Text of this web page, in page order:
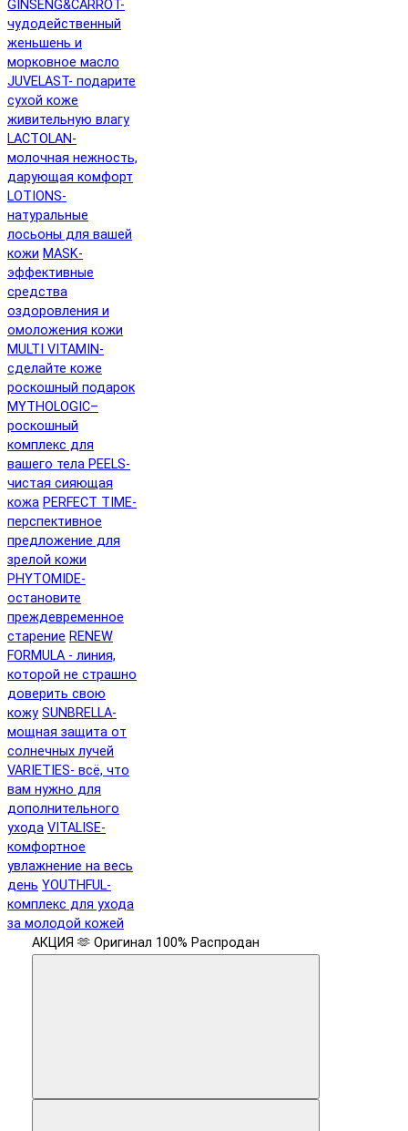
GINSENG&CARROT-
чудодейственный
женьшень и
морковное масло
JUVELAST- подарите
сухой коже
живительную влагу
LACTOLAN-
молочная нежность,
дарующая комфорт
LOTIONS-
натуральные
лосьоны для вашей
кожи MASK-
эффективные
средства
оздоровления и
омоложения кожи
MULTI VITAMIN-
сделайте коже
роскошный подарок
MYTHOLOGIC–
роскошный
комплекс для
вашего тела PEELS-
чистая сияющая
кожа PERFECT TIME-
перспективное
предложение для
зрелой кожи
PHYTOMIDE-
остановите
преждевременное
старение RENEW
FORMULA - линия,
которой не страшно
доверить свою
кожу SUNBRELLA-
мощная защита от
солнечных лучей
VARIETIES- всё, что
вам нужно для
дополнительного
ухода VITALISE-
комфортное
увлажнение на весь
день YOUTHFUL-
комплекс для ухода
за молодой кожей
АКЦИЯ 🫶 Оригинал 100% Распродан